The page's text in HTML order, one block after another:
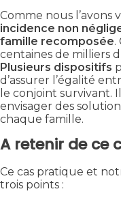
Comme nous l’avons
incidence non
famille recomposée.
centaines de milliers
Plusieurs dispositifs
d’assurer l’égalité
le conjoint survivant.
envisager des
chaque famille.
A retenir de ce
Ce cas pratique et
trois points :